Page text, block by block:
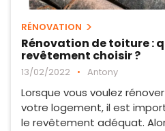
RÉNOVATION
Rénovation de toiture :
revêtement choisir ?
13/02/2022 • Antony
Lorsque vous voulez
votre logement, il est
le revêtement adéquat.